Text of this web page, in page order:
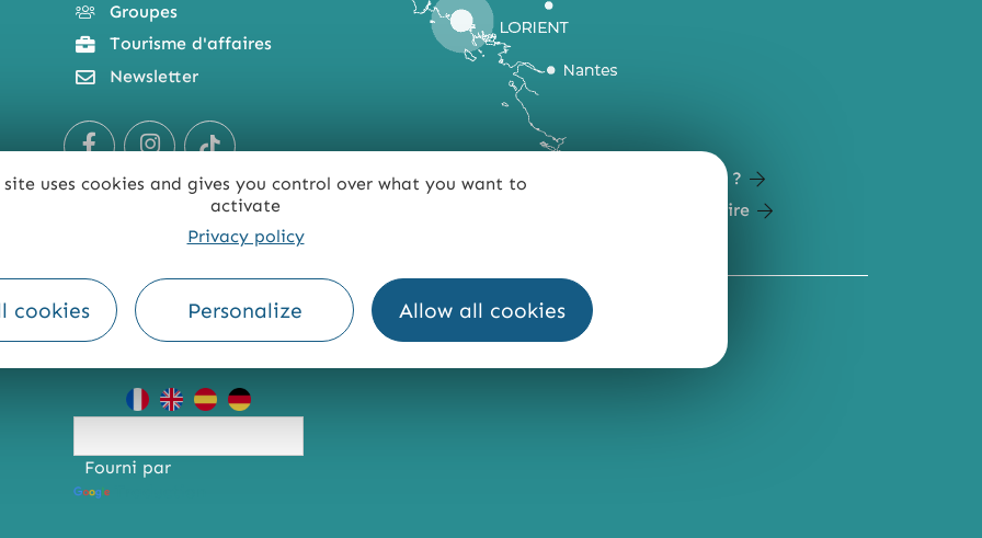
site uses cookies and gives you control over what you want to
activate
Privacy policy
cookies Personalize Allow all cookies
Groupes
Tourisme d'affaires
Newsletter
Comment venir ?
Carte du territoire
ACCESSIBILITÉ : NON CONFORME PRESSE PRO QUI SOMMES-NOUS ?
Fourni par